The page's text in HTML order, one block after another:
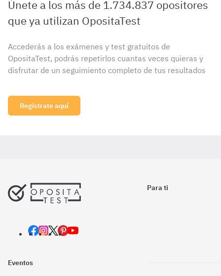
Únete a los más de 1.734.837 opositores
que ya utilizan OpositaTest
Accederás a los exámenes y test gratuitos de
OpositaTest, podrás repetirlos cuantas veces quieras y
disfrutar de un seguimiento completo de tus resultados
Regístrate aquí
Para ti
Eventos